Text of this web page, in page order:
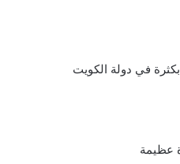
بكثرة في دولة الكويت
عظيمة